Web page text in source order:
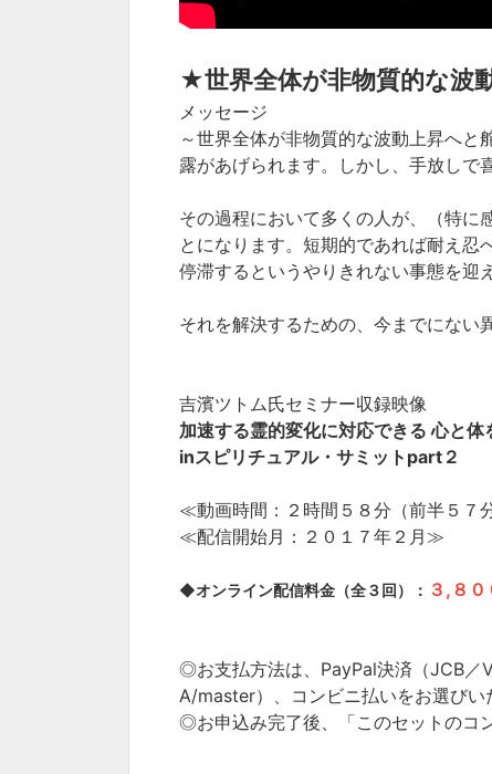
★世界全体が非物質的な波
メッセージ
～世界全体が非物質的な波動上昇へ
露があげられます。しかし、手放しで
その過程において多くの人が、（特に
とになります。短期的であれば耐え
停滞するというやりきれない事態を迎
それを解決するための、今までにない
吉濱ツトム氏セミナー収録映像
加速する霊的変化に対応できる 心と体
inスピリチュアル・サミットpart２
≪動画時間：２時間５８分（前半５７
≪配信開始月：２０１７年２月≫
◆オンライン配信料金（全３回）： ３,８０
◎お支払方法は、PayPal決済（JCB／
A/master）、コンビニ払いをお選びい
◎お申込み完了後、「このセットのコ